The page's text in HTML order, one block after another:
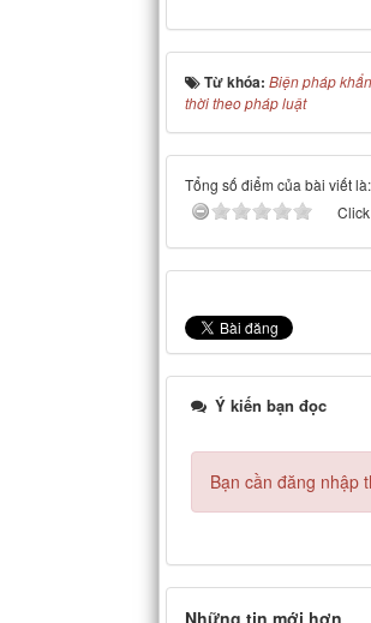
Từ khóa: Biện pháp
thời theo pháp luật
Tổng số điểm của bài viết
Ý kiến bạn đọc
Bạn cần đăng nhập